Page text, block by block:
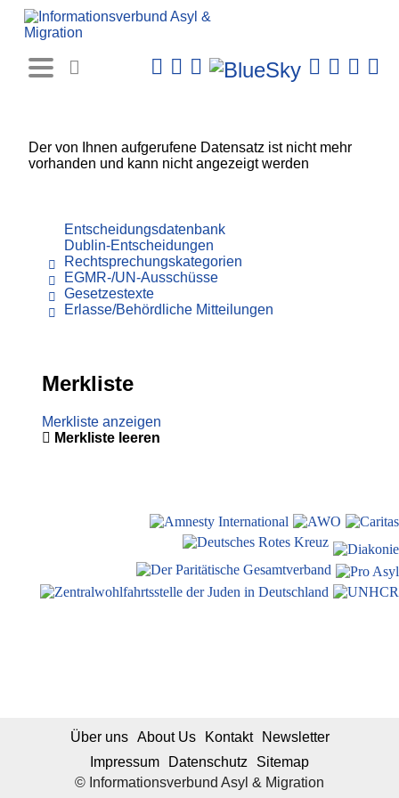
Der von Ihnen aufgerufene Datensatz ist nicht mehr
vorhanden und kann nicht angezeigt werden
Entscheidungsdatenbank
Dublin-Entscheidungen
Rechtsprechungskategorien
EGMR-/UN-Ausschüsse
Gesetzestexte
Erlasse/Behördliche Mitteilungen
Merkliste
Merkliste anzeigen
Merkliste leeren
© Informationsverbund Asyl & Migration
Über uns About Us Kontakt
Newsletter
Impressum
Datenschutz Sitemap